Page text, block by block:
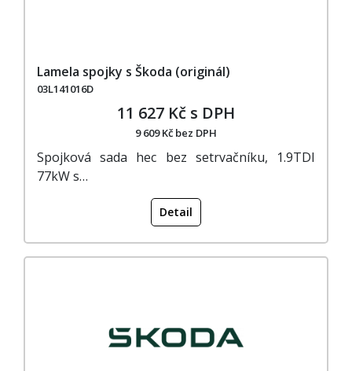
Lamela spojky s Škoda (originál)
03L141016D
11 627 Kč s DPH
9 609 Kč bez DPH
Spojková sada hec bez setrvačníku, 1.9TDI
77kW s…
Detail